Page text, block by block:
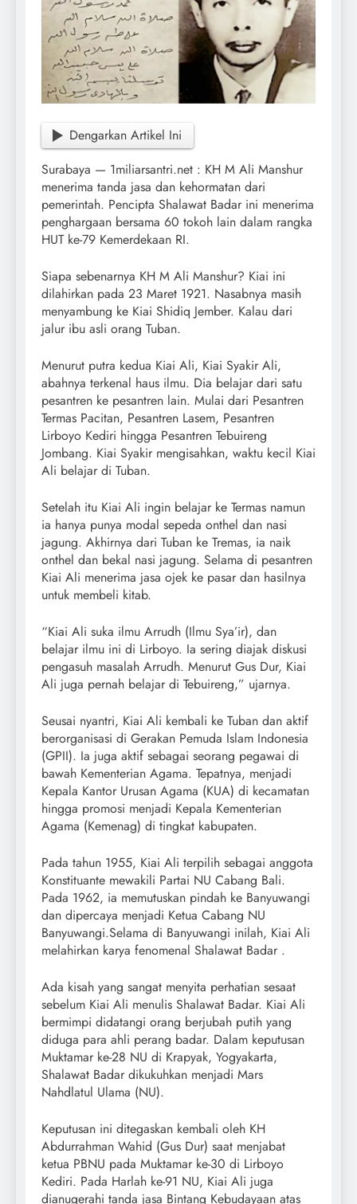
Dengarkan Artikel Ini
Surabaya — 1miliarsantri.net : KH M Ali Manshur
menerima tanda jasa dan kehormatan dari
pemerintah. Pencipta Shalawat Badar ini menerima
penghargaan bersama 60 tokoh lain dalam rangka
HUT ke-79 Kemerdekaan RI.
Siapa sebenarnya KH M Ali Manshur? Kiai ini
dilahirkan pada 23 Maret 1921. Nasabnya masih
menyambung ke Kiai Shidiq Jember. Kalau dari
jalur ibu asli orang Tuban.
Menurut putra kedua Kiai Ali, Kiai Syakir Ali,
abahnya terkenal haus ilmu. Dia belajar dari satu
pesantren ke pesantren lain. Mulai dari Pesantren
Termas Pacitan, Pesantren Lasem, Pesantren
Lirboyo Kediri hingga Pesantren Tebuireng
Jombang. Kiai Syakir mengisahkan, waktu kecil Kiai
Ali belajar di Tuban.
Setelah itu Kiai Ali ingin belajar ke Termas namun
ia hanya punya modal sepeda onthel dan nasi
jagung. Akhirnya dari Tuban ke Tremas, ia naik
onthel dan bekal nasi jagung. Selama di pesantren
Kiai Ali menerima jasa ojek ke pasar dan hasilnya
untuk membeli kitab.
“Kiai Ali suka ilmu Arrudh (Ilmu Sya’ir), dan
belajar ilmu ini di Lirboyo. Ia sering diajak diskusi
pengasuh masalah Arrudh. Menurut Gus Dur, Kiai
Ali juga pernah belajar di Tebuireng,” ujarnya.
Seusai nyantri, Kiai Ali kembali ke Tuban dan aktif
berorganisasi di Gerakan Pemuda Islam Indonesia
(GPII). Ia juga aktif sebagai seorang pegawai di
bawah Kementerian Agama. Tepatnya, menjadi
Kepala Kantor Urusan Agama (KUA) di kecamatan
hingga promosi menjadi Kepala Kementerian
Agama (Kemenag) di tingkat kabupaten.
Pada tahun 1955, Kiai Ali terpilih sebagai anggota
Konstituante mewakili Partai NU Cabang Bali.
Pada 1962, ia memutuskan pindah ke Banyuwangi
dan dipercaya menjadi Ketua Cabang NU
Banyuwangi.Selama di Banyuwangi inilah, Kiai Ali
melahirkan karya fenomenal Shalawat Badar .
Ada kisah yang sangat menyita perhatian sesaat
sebelum Kiai Ali menulis Shalawat Badar. Kiai Ali
bermimpi didatangi orang berjubah putih yang
diduga para ahli perang badar. Dalam keputusan
Muktamar ke-28 NU di Krapyak, Yogyakarta,
Shalawat Badar dikukuhkan menjadi Mars
Nahdlatul Ulama (NU).
Keputusan ini ditegaskan kembali oleh KH
Abdurrahman Wahid (Gus Dur) saat menjabat
ketua PBNU pada Muktamar ke-30 di Lirboyo
Kediri. Pada Harlah ke-91 NU, Kiai Ali juga
dianugerahi tanda jasa Bintang Kebudayaan atas